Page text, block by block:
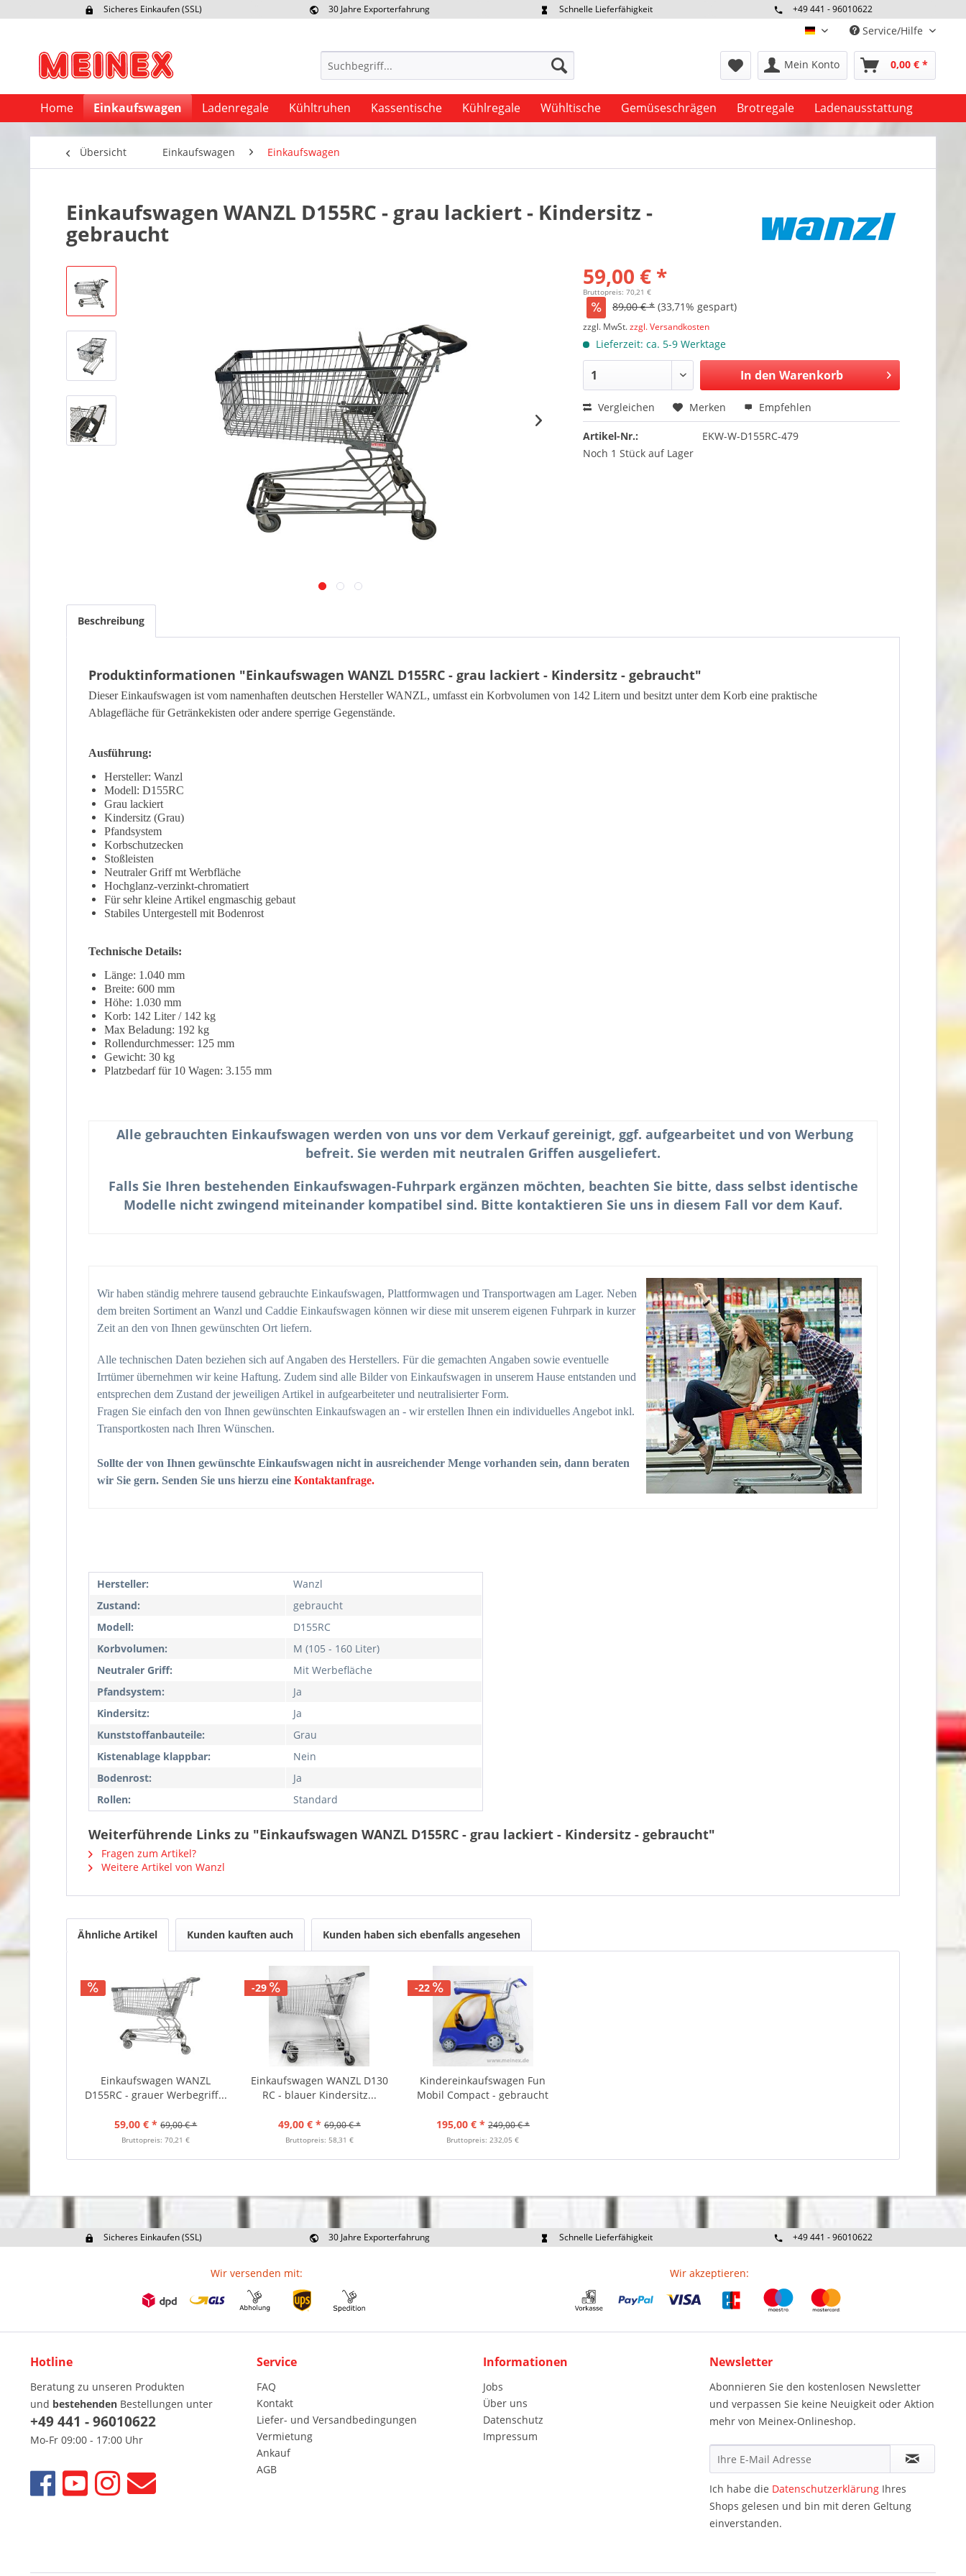
Sicheres Einkaufen (SSL)
30 Jahre Exporterfahrung
Schnelle Lieferfähigkeit
+49 441 - 96010622
deutsch Service/Hilfe
Mein Konto 0,00 € *
Home Einkaufswagen Ladenregale Kühltruhen Kassentische Kühlregale Wühltische Gemüseschrägen Brotregale Ladenausstattung
Übersicht Einkaufswagen Einkaufswagen
Einkaufswagen WANZL D155RC - grau lackiert - Kindersitz -
gebraucht
59,00 € *
Bruttopreis: 70,21 €
89,00 € * (33,71% gespart)
zzgl. MwSt.zzgl. Versandkosten
Lieferzeit: ca. 5-9 Werktage
In den Warenkorb
Vergleichen Merken Empfehlen
Artikel-Nr.:
EKW-W-D155RC-479
Noch 1 Stück auf Lager
Beschreibung
Produktinformationen "Einkaufswagen WANZL D155RC - grau lackiert - Kindersitz - gebraucht"
Dieser Einkaufswagen ist vom namenhaften deutschen Hersteller WANZL, umfasst ein Korbvolumen von 142 Litern und besitzt unter dem Korb eine praktische
Ablagefläche für Getränkekisten oder andere sperrige Gegenstände.
Ausführung:
Hersteller: Wanzl
Modell: D155RC
Grau lackiert
Kindersitz (Grau)
Pfandsystem
Korbschutzecken
Stoßleisten
Neutraler Griff mt Werbfläche
Hochglanz-verzinkt-chromatiert
Für sehr kleine Artikel engmaschig gebaut
Stabiles Untergestell mit Bodenrost
Technische Details:
Länge: 1.040 mm
Breite: 600 mm
Höhe: 1.030 mm
Korb: 142 Liter / 142 kg
Max Beladung: 192 kg
Rollendurchmesser: 125 mm
Gewicht: 30 kg
Platzbedarf für 10 Wagen: 3.155 mm
Alle gebrauchten Einkaufswagen werden von uns vor dem Verkauf gereinigt, ggf. aufgearbeitet und von Werbung
befreit. Sie werden mit neutralen Griffen ausgeliefert.
Falls Sie Ihren bestehenden Einkaufswagen-Fuhrpark ergänzen möchten, beachten Sie bitte, dass selbst identische
Modelle nicht zwingend miteinander kompatibel sind. Bitte kontaktieren Sie uns in diesem Fall vor dem Kauf.
Wir haben ständig mehrere tausend gebrauchte Einkaufswagen, Plattformwagen und Transportwagen am Lager. Neben
dem breiten Sortiment an Wanzl und Caddie Einkaufswagen können wir diese mit unserem eigenen Fuhrpark in kurzer
Zeit an den von Ihnen gewünschten Ort liefern.
Alle technischen Daten beziehen sich auf Angaben des Herstellers. Für die gemachten Angaben sowie eventuelle
Irrtümer übernehmen wir keine Haftung. Zudem sind alle Bilder von Einkaufswagen in unserem Hause entstanden und
entsprechen dem Zustand der jeweiligen Artikel in aufgearbeiteter und neutralisierter Form.
Fragen Sie einfach den von Ihnen gewünschten Einkaufswagen an - wir erstellen Ihnen ein individuelles Angebot inkl.
Transportkosten nach Ihren Wünschen.
Sollte der von Ihnen gewünschte Einkaufswagen nicht in ausreichender Menge vorhanden sein, dann beraten
wir Sie gern. Senden Sie uns hierzu eine Kontaktanfrage.
Hersteller:
Wanzl
Zustand:
gebraucht
Modell:
D155RC
Korbvolumen:
M (105 - 160 Liter)
Neutraler Griff:
Mit Werbefläche
Pfandsystem:
Ja
Kindersitz:
Ja
Kunststoffanbauteile:
Grau
Kistenablage klappbar:
Nein
Bodenrost:
Ja
Rollen:
Standard
Weiterführende Links zu "Einkaufswagen WANZL D155RC - grau lackiert - Kindersitz - gebraucht"
Fragen zum Artikel?
Weitere Artikel von Wanzl
Ähnliche Artikel Kunden kauften auch Kunden haben sich ebenfalls angesehen
Einkaufswagen WANZL
D155RC - grauer Werbegriff...
59,00 € * 69,00 € *
Bruttopreis: 70,21 €
-29
Einkaufswagen WANZL D130
RC - blauer Kindersitz...
49,00 € * 69,00 € *
Bruttopreis: 58,31 €
-22
Kindereinkaufswagen Fun
Mobil Compact - gebraucht
195,00 € * 249,00 € *
Bruttopreis: 232,05 €
Sicheres Einkaufen (SSL)
30 Jahre Exporterfahrung
Schnelle Lieferfähigkeit
+49 441 - 96010622
Wir versenden mit: Wir akzeptieren:
Hotline
Beratung zu unseren Produkten
und bestehenden Bestellungen unter
+49 441 - 96010622
Mo-Fr 09:00 - 17:00 Uhr
Service
FAQ
Kontakt
Liefer- und Versandbedingungen
Vermietung
Ankauf
AGB
Informationen
Jobs
Über uns
Datenschutz
Impressum
Newsletter
Abonnieren Sie den kostenlosen Newsletter
und verpassen Sie keine Neuigkeit oder Aktion
mehr von Meinex-Onlineshop.
Ich habe die Datenschutzerklärung Ihres
Shops gelesen und bin mit deren Geltung
einverstanden.